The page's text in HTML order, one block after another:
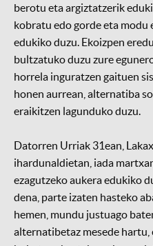
berotu eta argiztatzerik
kobratu edo gorde eta
edukiko duzu. Ekoizpen
bultzatuko duzu zure
horrela inguratzen gaituen
honen aurrean, alternatiba
eraikitzen lagunduko duzu.
Datorren Urriak 31ean,
ihardunaldietan, iada
ezagutzeko aukera edukiko
dena, parte izaten hasteko
hemen, mundu justuago
alternatibetaz mesede hartu,